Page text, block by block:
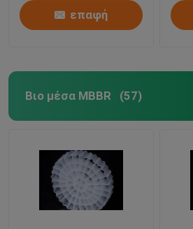
επαφή
Βιο μέσα MBBR (57)